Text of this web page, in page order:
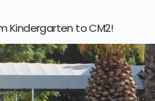
Kindergarten to CM2!